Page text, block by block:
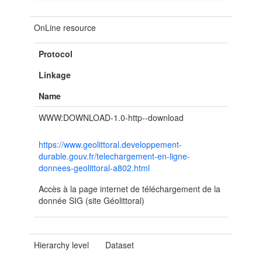
OnLine resource
Protocol
Linkage
Name
WWW:DOWNLOAD-1.0-http--download
https://www.geolittoral.developpement-
durable.gouv.fr/telechargement-en-ligne-
donnees-geolittoral-a802.html
Accès à la page internet de téléchargement de la
donnée SIG (site Géolittoral)
Hierarchy level
Dataset